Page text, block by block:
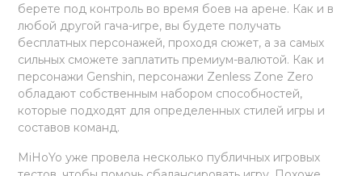
берете под контроль во время боев на арене. Как и в
любой другой гача-игре, вы будете получать
бесплатных персонажей, проходя сюжет, а за самых
сильных сможете заплатить премиум-валютой. Как и
персонажи Genshin, персонажи Zenless Zone Zero
обладают собственным набором способностей,
которые подходят для определенных стилей игры и
составов команд.
MiHoYo уже провела несколько публичных игровых